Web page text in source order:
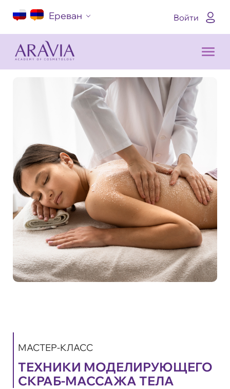
Ереван Войти
МАСТЕР-КЛАСС
ТЕХНИКИ МОДЕЛИРУЮЩЕГО
СКРАБ-МАССАЖА ТЕЛА